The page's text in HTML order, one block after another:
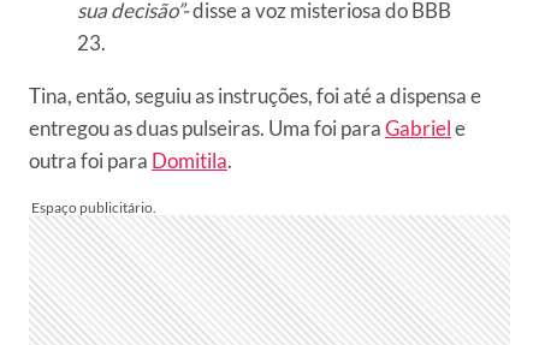
sua decisão”-disse a voz misteriosa do BBB
23.
Tina, então, seguiu as instruções, foi até a dispensa e
entregou as duas pulseiras. Uma foi paraGabriele
outra foi para Domitila.